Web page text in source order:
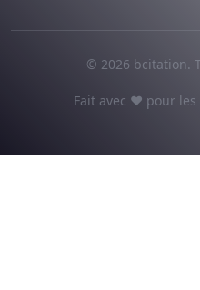
© 2026 bcitation.
Fait avec ♥ pour les